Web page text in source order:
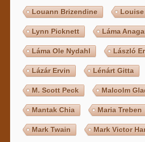
Louann Brizendine Louise
Lynn Picknett Láma
Láma Ole Nydahl László
Lázár Ervin Lénárt Gitta
M. Scott Peck Malcolm
Mantak Chia Maria Treben
Mark Twain Mark Victor